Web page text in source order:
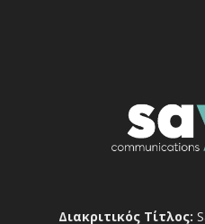
Διακριτικός Τίτλος: